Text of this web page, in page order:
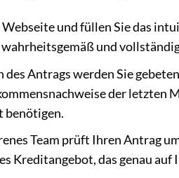
Webseite und füllen Sie das
und
des Antrags werden Sie
der letzten
benötigen.
Team prüft Ihren Antrag
Kreditangebot, das genau auf